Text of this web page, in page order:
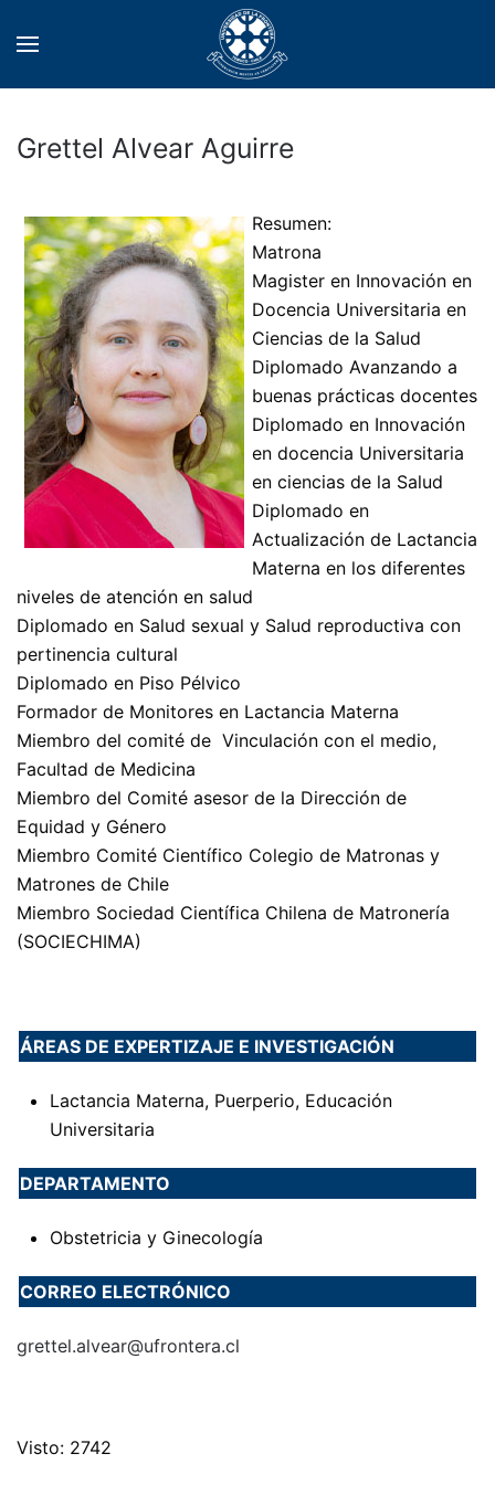
Grettel Alvear Aguirre
Resumen:
Matrona
Magister en Innovación en
Docencia Universitaria en
Ciencias de la Salud
Diplomado Avanzando a
buenas prácticas docentes
Diplomado en Innovación
en docencia Universitaria
en ciencias de la Salud
Diplomado en
Actualización de Lactancia
Materna en los diferentes
niveles de atención en salud
Diplomado en Salud sexual y Salud reproductiva con
pertinencia cultural
Diplomado en Piso Pélvico
Formador de Monitores en Lactancia Materna
Miembro del comité de Vinculación con el medio,
Facultad de Medicina
Miembro del Comité asesor de la Dirección de
Equidad y Género
Miembro Comité Científico Colegio de Matronas y
Matrones de Chile
Miembro Sociedad Científica Chilena de Matronería
(SOCIECHIMA)
ÁREAS DE EXPERTIZAJE E INVESTIGACIÓN
Lactancia Materna, Puerperio, Educación
Universitaria
DEPARTAMENTO
Obstetricia y Ginecología
CORREO ELECTRÓNICO
grettel.alvear@ufrontera.cl
Visto: 2742